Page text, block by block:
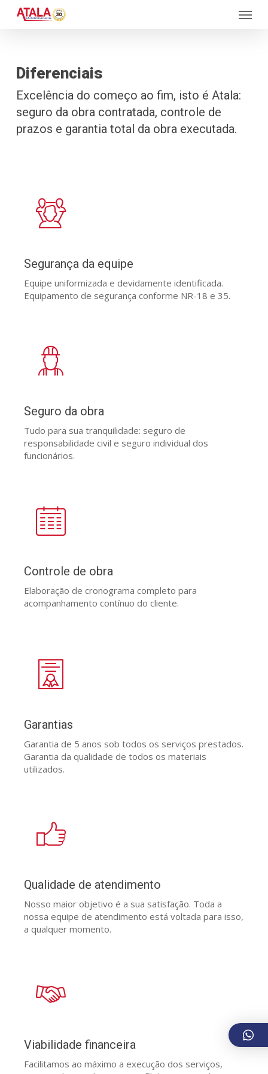
Menu
Diferenciais
Excelência do começo ao fim, isto é Atala:
seguro da obra contratada, controle de
prazos e garantia total da obra executada.
Segurança da equipe
Equipe uniformizada e devidamente identificada.
Equipamento de segurança conforme NR-18 e 35.
Seguro da obra
Tudo para sua tranquilidade: seguro de
responsabilidade civil e seguro individual dos
funcionários.
Controle de obra
Elaboração de cronograma completo para
acompanhamento contínuo do cliente.
Garantias
Garantia de 5 anos sob todos os serviços prestados.
Garantia da qualidade de todos os materiais
utilizados.
Qualidade de atendimento
Nosso maior objetivo é a sua satisfação. Toda a
nossa equipe de atendimento está voltada para isso,
a qualquer momento.
Viabilidade financeira
Facilitamos ao máximo a execução dos serviços,